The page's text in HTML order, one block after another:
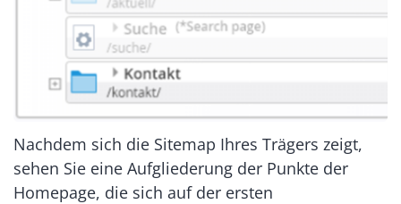
Nachdem sich die Sitemap Ihres Trägers zeigt,
sehen Sie eine Aufgliederung der Punkte der
Homepage, die sich auf der ersten